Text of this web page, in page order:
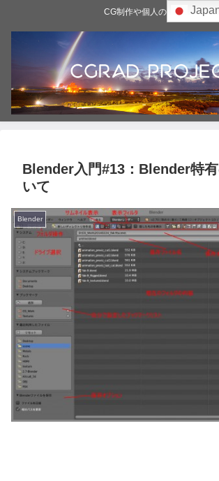
CG制作や個人の雑記ブログ
Blender入門#13：Blender特
いて
Blender